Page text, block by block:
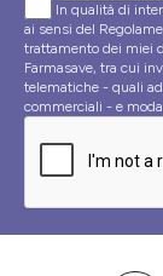
In qualità di
ai sensi del
trattamento dei miei
Farmasave, tra cui
telematiche - quali
commerciali - e